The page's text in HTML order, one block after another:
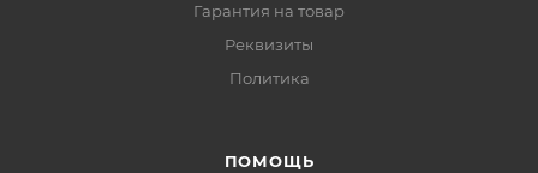
Гарантия на товар
Реквизиты
Политика
ПОМОЩЬ